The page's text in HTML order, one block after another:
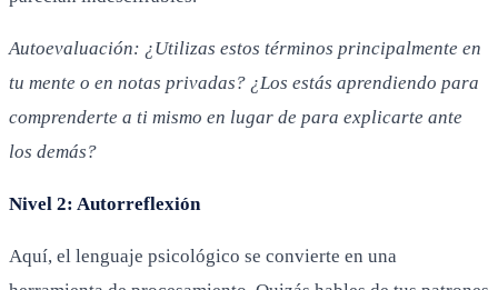
Autoevaluación: ¿Utilizas estos términos principalmente en
tu mente o en notas privadas? ¿Los estás aprendiendo para
comprenderte a ti mismo en lugar de para explicarte ante
los demás?
Nivel 2: Autorreflexión
Aquí, el lenguaje psicológico se convierte en una